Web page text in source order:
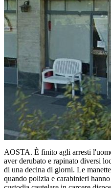
AOSTA. È finito agli arresti
aver derubato e rapinato diversi
di una decina di giorni. Le
quando polizia e carabinieri